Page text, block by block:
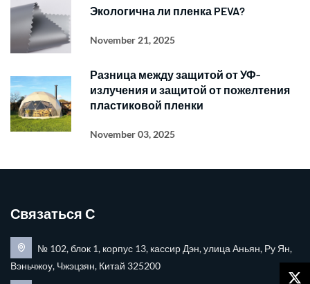
Экологична ли пленка PEVA?
November 21, 2025
Разница между защитой от УФ-
излучения и защитой от пожелтения
пластиковой пленки
November 03, 2025
Связаться С
№ 102, блок 1, корпус 13, кассир Дэн, улица Аньян, Ру Ян,
Вэньчжоу, Чжэцзян, Китай 325200